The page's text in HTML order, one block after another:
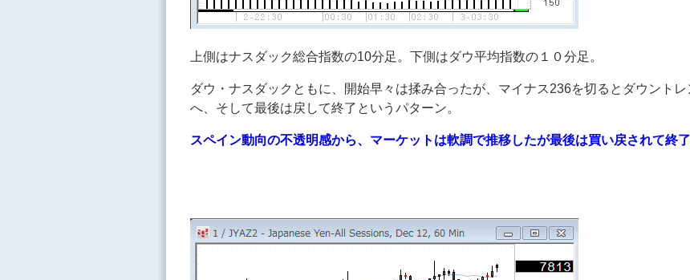
上側はナスダック総合指数の10分足。下側はダウ平均指数の１０分足。
ダウ・ナスダックともに、開始早々は揉み合ったが、マイナス236を切るとダウントレ
へ、そして最後は戻して終了というパターン。
スペイン動向の不透明感から、マーケットは軟調で推移したが最後は買い戻されて終了